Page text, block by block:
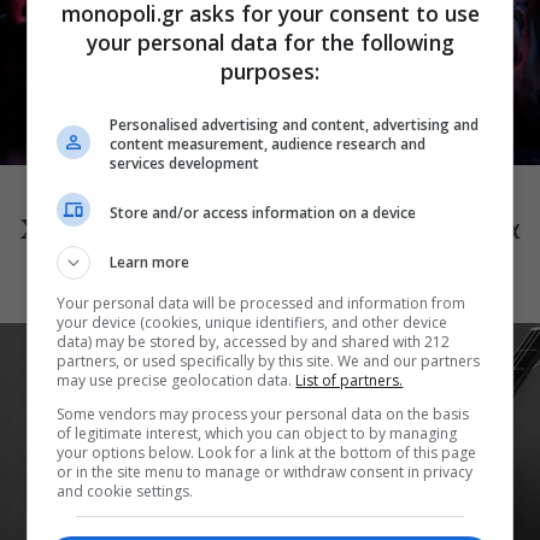
ΜΟΥΣΙΚΗ
Choreka: Η μουσική παράσταση του
Χαράλαμπου Γωγιού φέρνει τη γυναικεία
φωνή στη Μικρή Επίδαυρο
monopoli.gr asks for your consent to use
your personal data for the following
purposes:
Personalised advertising and content, advertising and
content measurement, audience research and
services development
Store and/or access information on a device
Learn more
Your personal data will be processed and information from
your device (cookies, unique identifiers, and other device
data) may be stored by, accessed by and shared with 212
partners, or used specifically by this site. We and our partners
may use precise geolocation data. List of partners.
Some vendors may process your personal data on the basis
of legitimate interest, which you can object to by managing
your options below. Look for a link at the bottom of this page
or in the site menu to manage or withdraw consent in privacy
and cookie settings.